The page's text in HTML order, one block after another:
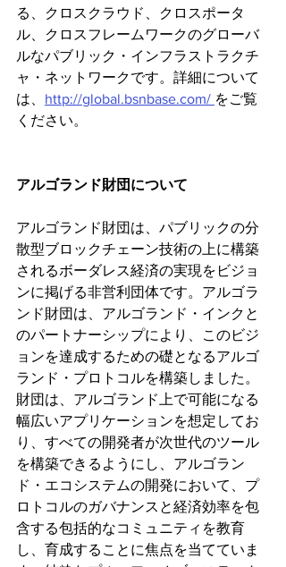
る、クロスクラウド、クロスポータ
ル、クロスフレームワークのグローバ
ルなパブリック・インフラストラクチ
ャ・ネットワークです。詳細について
は、 http://global.bsnbase.com/ をご覧
ください。
アルゴランド財団について
アルゴランド財団は、パブリックの分
散型ブロックチェーン技術の上に構築
されるボーダレス経済の実現をビジョ
ンに掲げる非営利団体です。アルゴラ
ンド財団は、アルゴランド・インクと
のパートナーシップにより、このビジ
ョンを達成するための礎となるアルゴ
ランド・プロトコルを構築しました。
財団は、アルゴランド上で可能になる
幅広いアプリケーションを想定してお
り、すべての開発者が次世代のツール
を構築できるようにし、アルゴラン
ド・エコシステムの開発において、プ
ロトコルのガバナンスと経済効率を包
含する包括的なコミュニティを教育
し、育成することに焦点を当てていま